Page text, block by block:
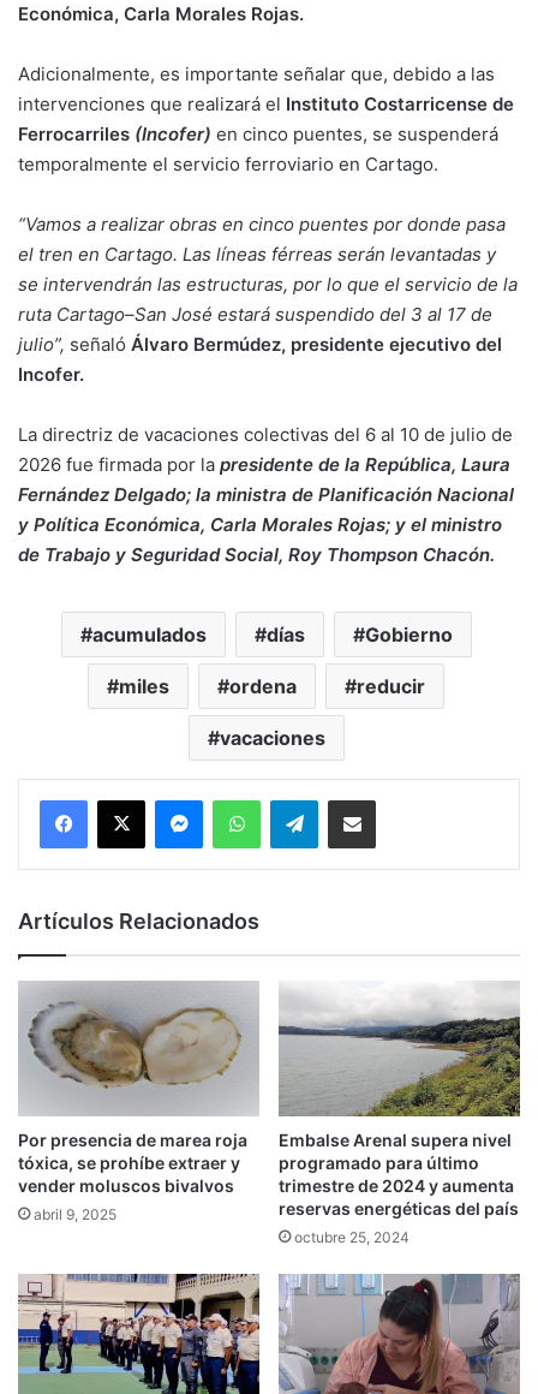
Económica, Carla Morales Rojas.
Adicionalmente, es importante señalar que, debido a las
intervenciones que realizará el Instituto Costarricense de
Ferrocarriles (Incofer) en cinco puentes, se suspenderá
temporalmente el servicio ferroviario en Cartago.
“Vamos a realizar obras en cinco puentes por donde pasa
el tren en Cartago. Las líneas férreas serán levantadas y
se intervendrán las estructuras, por lo que el servicio de la
ruta Cartago–San José estará suspendido del 3 al 17 de
julio”, señaló Álvaro Bermúdez, presidente ejecutivo del
Incofer.
La directriz de vacaciones colectivas del 6 al 10 de julio de
2026 fue firmada por la presidente de la República, Laura
Fernández Delgado; la ministra de Planificación Nacional
y Política Económica, Carla Morales Rojas; y el ministro
de Trabajo y Seguridad Social, Roy Thompson Chacón.
acumulados días Gobierno
miles ordena reducir
vacaciones
MessengerWhatsAppTelegramCompartir por correo electrónico
Artículos Relacionados
Por presencia de marea roja
tóxica, se prohíbe extraer y
vender moluscos bivalvos
abril 9, 2025
Embalse Arenal supera nivel
programado para último
trimestre de 2024 y aumenta
reservas energéticas del país
octubre 25, 2024